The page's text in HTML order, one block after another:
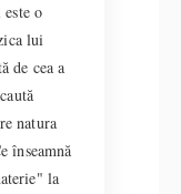
o
lui
de cea a
natura
înseamnă
la